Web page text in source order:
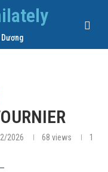
2026 68 views
1